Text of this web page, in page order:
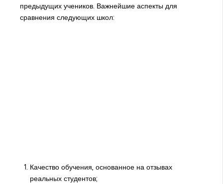
предыдущих учеников. Важнейшие аспекты для
сравнения следующих школ:
Качество обучения, основанное на отзывах
реальных студентов;